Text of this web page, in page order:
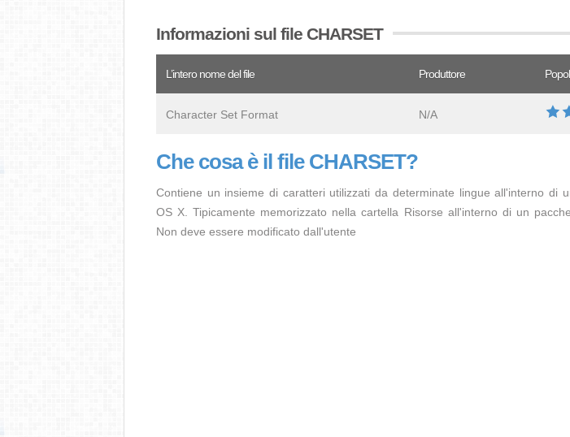
Informazioni sul file CHARSET
L’intero nome del file Produttore
Character Set Format N/A
Che cosa è il file CHARSET?
Contiene un insieme di caratteri utilizzati da determinate lingue all'interno di
OS X. Tipicamente memorizzato nella cartella Risorse all'interno di un
Non deve essere modificato dall'utente